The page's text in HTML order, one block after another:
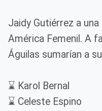
Jaidy Gutiérrez a
América Femenil. A
Águilas sumarían a
⌛️ Karol Bernal
⌛️ Celeste Espino